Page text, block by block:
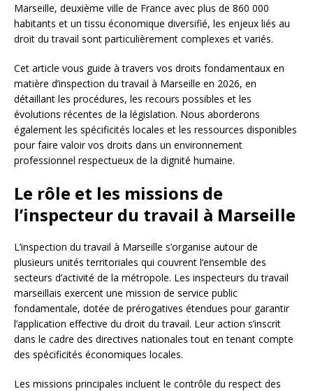
Marseille, deuxième ville de France avec plus de 860 000
habitants et un tissu économique diversifié, les enjeux liés au
droit du travail sont particulièrement complexes et variés.
Cet article vous guide à travers vos droits fondamentaux en
matière d’inspection du travail à Marseille en 2026, en
détaillant les procédures, les recours possibles et les
évolutions récentes de la législation. Nous aborderons
également les spécificités locales et les ressources disponibles
pour faire valoir vos droits dans un environnement
professionnel respectueux de la dignité humaine.
Le rôle et les missions de
l’inspecteur du travail à Marseille
L’inspection du travail à Marseille s’organise autour de
plusieurs unités territoriales qui couvrent l’ensemble des
secteurs d’activité de la métropole. Les inspecteurs du travail
marseillais exercent une mission de service public
fondamentale, dotée de prérogatives étendues pour garantir
l’application effective du droit du travail. Leur action s’inscrit
dans le cadre des directives nationales tout en tenant compte
des spécificités économiques locales.
Les missions principales incluent le contrôle du respect des